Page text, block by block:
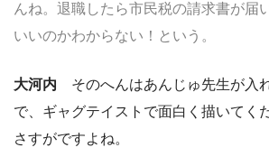
んね。退職したら市民税の請求書が届
いいのかわからない！という。
大河内 そのへんはあんじゅ先生が入
で、ギャグテイストで面白く描いてく
さすがですよね。